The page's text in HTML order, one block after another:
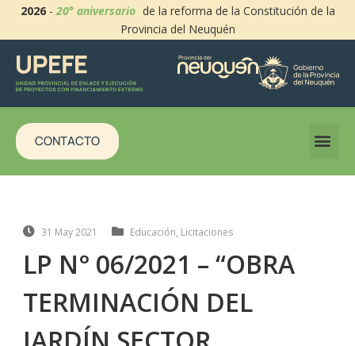
2026-20° aniversario de la reforma de la Constitución de la
Provincia del Neuquén
CONTACTO
31 May 2021 Educación, Licitaciones
LP N° 06/2021 – “OBRA
TERMINACIÓN DEL